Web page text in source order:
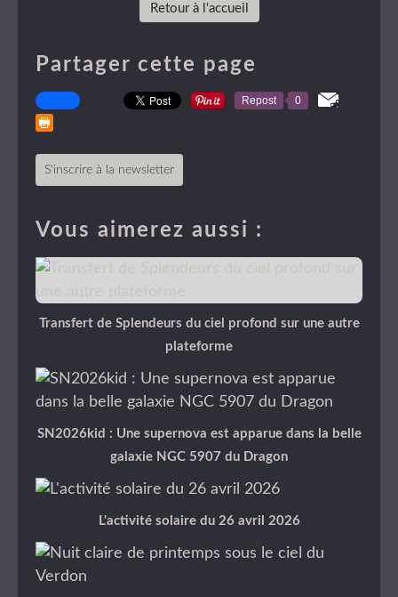
Retour à l'accueil
Partager cette page
Repost 0
S'inscrire à la newsletter
Vous aimerez aussi :
Transfert de Splendeurs du ciel profond sur une autre
plateforme
SN2026kid : Une supernova est apparue dans la belle
galaxie NGC 5907 du Dragon
L'activité solaire du 26 avril 2026